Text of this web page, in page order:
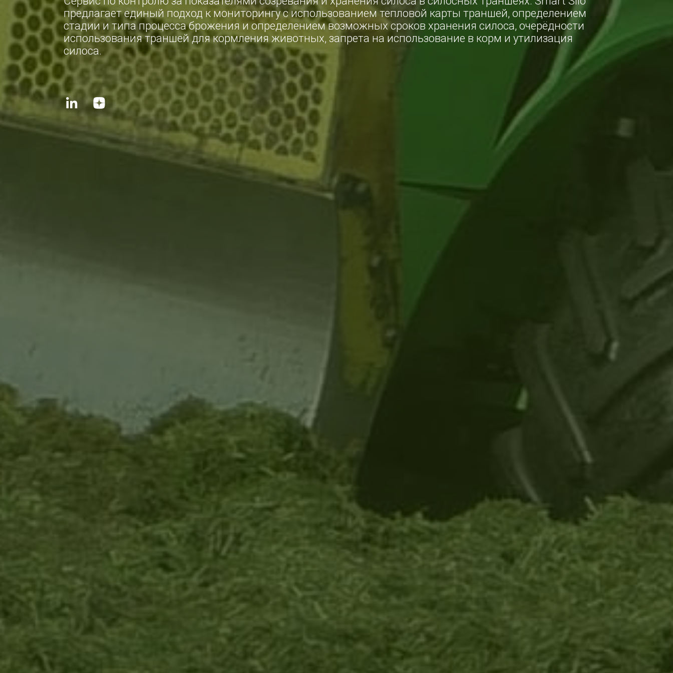
предлагает единый подход к мониторингу с использованием тепловой карты траншей, определением
стадии и типа процесса брожения и определением возможных сроков хранения силоса, очерёдности
использования траншей для кормления животных, запрета на использование в корм и утилизация
силоса.